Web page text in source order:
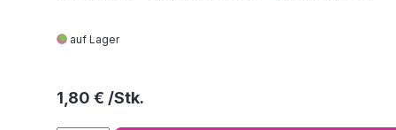
auf Lager
Regulärer Preis:
1,80 €